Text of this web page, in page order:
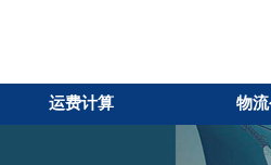
运费计算 物